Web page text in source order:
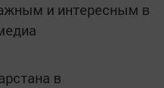
и интересным в
в